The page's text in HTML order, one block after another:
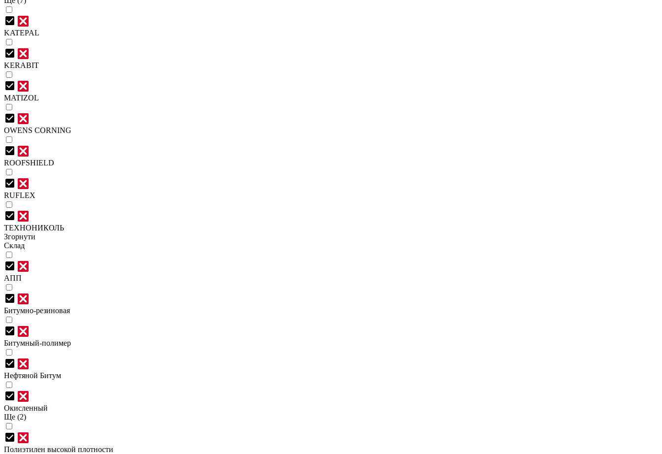
KATEPAL
KERABIT
MATIZOL
OWENS CORNING
ROOFSHIELD
RUFLEX
ТЕХНОНИКОЛЬ
Згорнути
Склад
АПП
Битумно-резиновая
Битумный-полимер
Нефтяной Битум
Окисленный
Ще (2)
Полиэтилен высокой плотности